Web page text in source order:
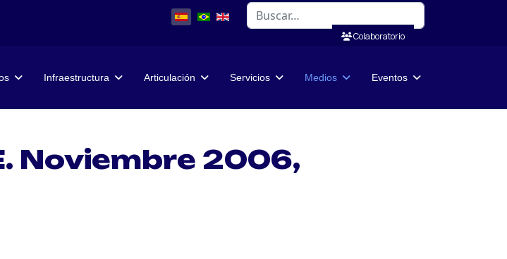
Buscar
Colaboratorio
Infraestructura Articulación Servicios Medios Eventos
Noviembre 2006,